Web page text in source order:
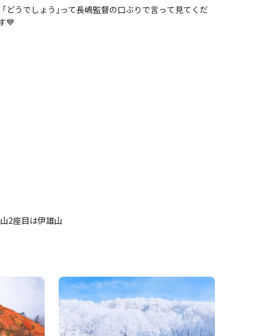
うでしょう｣って長嶋監督の口ぶりで言って見てくだ
💙
2座目は伊雄山